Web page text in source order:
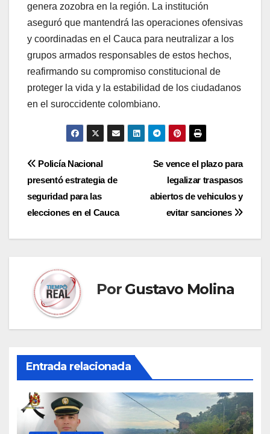
genera zozobra en la región. La institución
aseguró que mantendrá las operaciones ofensivas
y coordinadas en el Cauca para neutralizar a los
grupos armados responsables de estos hechos,
reafirmando su compromiso constitucional de
proteger la vida y la estabilidad de los ciudadanos
en el suroccidente colombiano.
Navegación
de
entradas
Se vence el plazo para
legalizar traspasos
abiertos de vehiculos y
evitar sanciones
Policía Nacional
presentó estrategia de
seguridad para las
elecciones en el Cauca
Por Gustavo Molina
Entrada relacionada